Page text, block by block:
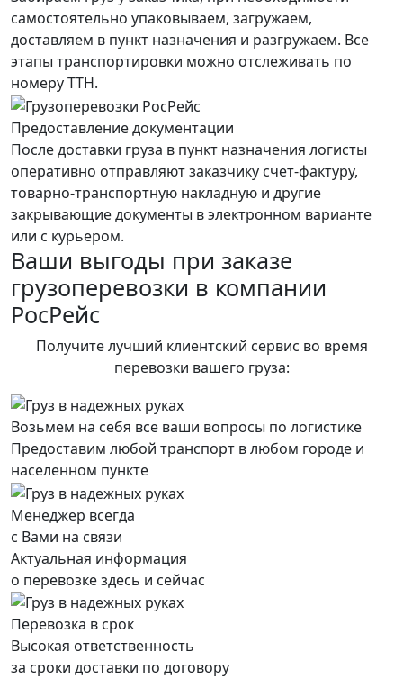
самостоятельно упаковываем, загружаем,
доставляем в пункт назначения и разгружаем. Все
этапы транспортировки можно отслеживать по
номеру ТТН.
Предоставление документации
После доставки груза в пункт назначения логисты
оперативно отправляют заказчику счет-фактуру,
товарно-транспортную накладную и другие
закрывающие документы в электронном варианте
или с курьером.
Ваши выгоды при заказе
грузоперевозки в компании
РосРейс
Получите лучший клиентский сервис во время
перевозки вашего груза:
Возьмем на себя все ваши вопросы по логистике
Предоставим любой транспорт в любом городе и
населенном пункте
Менеджер всегда
с Вами на связи
Актуальная информация
о перевозке здесь и сейчас
Перевозка в срок
Высокая ответственность
за сроки доставки по договору